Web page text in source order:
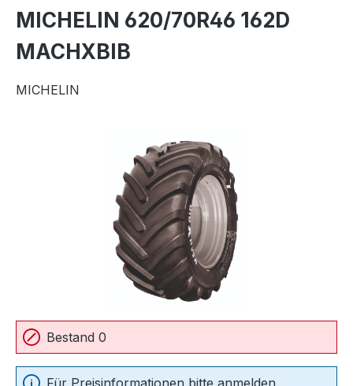
MICHELIN 620/70R46 162D
MACHXBIB
MICHELIN
Bildergalerie überspringen
Bestand 0
Für Preisinformationen bitte anmelden